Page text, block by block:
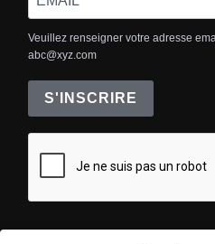
Veuillez renseigner votre adresse
abc@xyz.com
S'INSCRIRE